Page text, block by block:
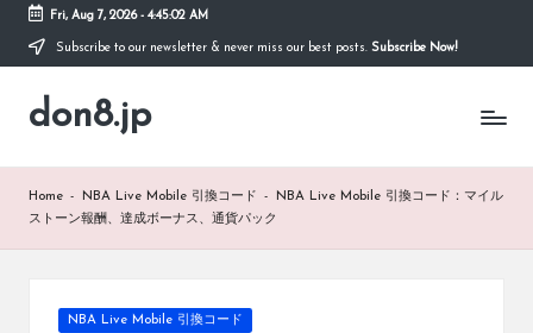
Skip
content
Fri, Aug 7, 2026- 4:45:03 AM
Subscribe to our newsletter & never miss our best posts. Subscribe Now!
don8.jp
Home - NBA Live Mobile 引換コード -
NBA Live Mobile 引換コード：マイル
ストーン報酬、達成ボーナス、通貨パック
Posted
NBA Live Mobile 引換コード